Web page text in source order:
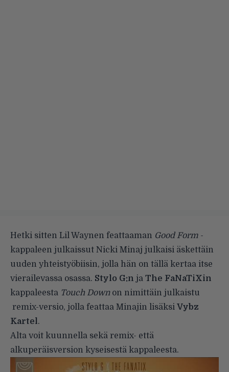
Hetki sitten Lil Waynen feattaaman Good Form -
kappaleen julkaissut Nicki Minaj julkaisi äskettäin
uuden yhteistyöbiisin, jolla hän on tällä kertaa itse
vierailevassa osassa. Stylo G:n ja The FaNaTiXin
kappaleesta Touch Downon nimittäin julkaistu
remix-versio, jolla feattaa Minajin lisäksi Vybz
Kartel.
Alta voit kuunnella sekä remix- että
alkuperäisversion kyseisestä kappaleesta.